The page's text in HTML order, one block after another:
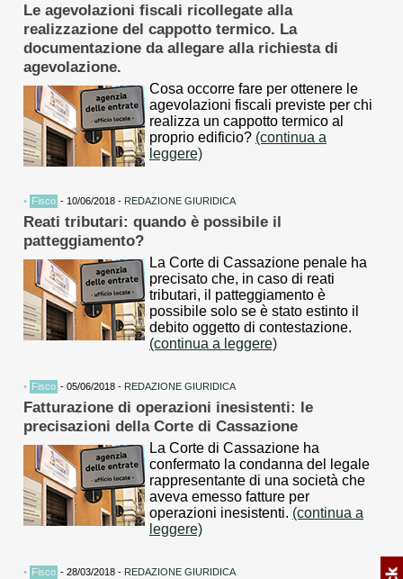
Le agevolazioni fiscali ricollegate alla
realizzazione del cappotto termico. La
documentazione da allegare alla richiesta di
agevolazione.
Cosa occorre fare per ottenere le
agevolazioni fiscali previste per chi
realizza un cappotto termico al
proprio edificio? (continua a
leggere)
• Fisco - 10/06/2018 - REDAZIONE GIURIDICA
Reati tributari: quando è possibile il
patteggiamento?
La Corte di Cassazione penale ha
precisato che, in caso di reati
tributari, il patteggiamento è
possibile solo se è stato estinto il
debito oggetto di contestazione.
(continua a leggere)
• Fisco - 05/06/2018 - REDAZIONE GIURIDICA
Fatturazione di operazioni inesistenti: le
precisazioni della Corte di Cassazione
La Corte di Cassazione ha
confermato la condanna del legale
rappresentante di una società che
aveva emesso fatture per
operazioni inesistenti. (continua a
leggere)
• Fisco - 28/03/2018 - REDAZIONE GIURIDICA